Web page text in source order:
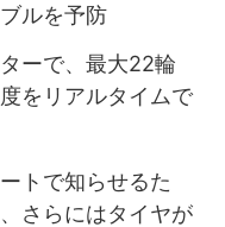
ルを予防
ーで、最大22輪
をリアルタイムで
トで知らせるた
さらにはタイヤが